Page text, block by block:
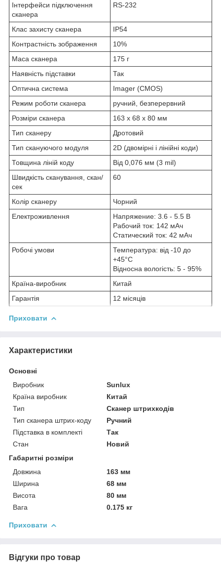
Інтерфейси підключення
сканера
RS-232
Клас захисту сканера
IP54
Контрастність зображення
10%
Маса сканера
175 г
Наявність підставки
Так
Оптична система
Imager (CMOS)
Режим роботи сканера
ручний, безперервний
Розміри сканера
163 x 68 x 80 мм
Тип сканеру
Дротовий
Тип скануючого модуля
2D (двомірні і лінійні коди)
Товщина ліній коду
Від 0,076 мм (3 mil)
Швидкість сканування, скан/
сек
60
Колір сканеру
Чорний
Електроживлення
Напряжение: 3.6 - 5.5 В
Рабочий ток: 142 мАч
Статический ток: 42 мАч
Робочі умови
Температура: від -10 до
+45°C
Відносна вологість: 5 - 95%
Країна-виробник
Китай
Гарантія
12 місяців
Приховати
Характеристики
Основні
Виробник
Sunlux
Країна виробник
Китай
Тип
Сканер штрихкодів
Тип сканера штрих-коду
Ручний
Підставка в комплекті
Так
Стан
Новий
Габаритні розміри
Довжина
163 мм
Ширина
68 мм
Висота
80 мм
Вага
0.175 кг
Приховати
Відгуки про товар